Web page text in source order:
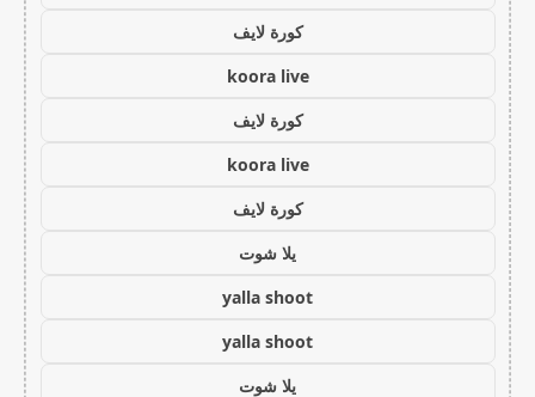
كورة لايف
koora live
كورة لايف
koora live
كورة لايف
يلا شوت
yalla shoot
yalla shoot
يلا شوت